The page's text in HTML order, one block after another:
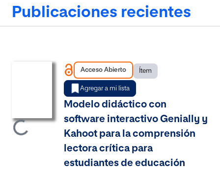
Publicaciones recientes
Acceso Abierto
Item type:
Ítem
,
Agregar a mi lista
Modelo didáctico con
software interactivo Genially y
Kahoot para la comprensión
lectora crítica para
estudiantes de educación